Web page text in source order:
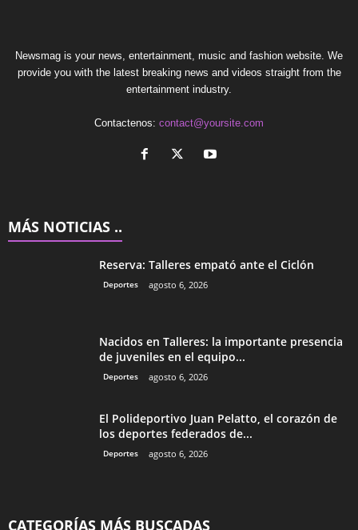
Newsmag is your news, entertainment, music and fashion website. We
provide you with the latest breaking news and videos straight from the
entertainment industry.
Contactenos: contact@yoursite.com
MÁS NOTICIAS ..
Reserva: Talleres empató ante el Ciclón
Deportes agosto 6, 2026
Nacidos en Talleres: la importante presencia
de juveniles en el equipo...
Deportes agosto 6, 2026
El Polideportivo Juan Pelatto, el corazón de
los deportes federados de...
Deportes agosto 6, 2026
CATEGORÍAS MÁS BUSCADAS